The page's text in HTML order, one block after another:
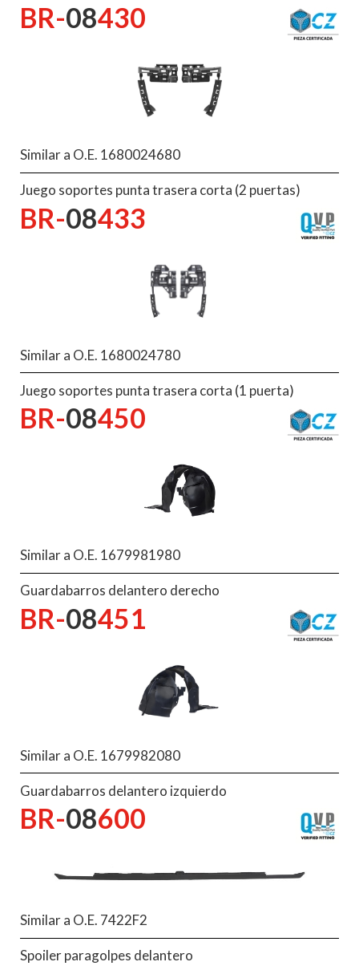
BR-08430
Similar a O.E. 1680024680
Juego soportes punta trasera corta (2 puertas)
BR-08433
Similar a O.E. 1680024780
Juego soportes punta trasera corta (1 puerta)
BR-08450
Similar a O.E. 1679981980
Guardabarros delantero derecho
BR-08451
Similar a O.E. 1679982080
Guardabarros delantero izquierdo
BR-08600
Similar a O.E. 7422F2
Spoiler paragolpes delantero